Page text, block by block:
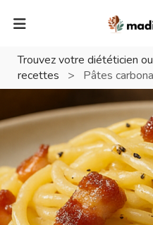
Trouvez votre diététicien
recettes
> Pâtes